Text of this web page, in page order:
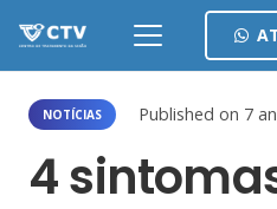
NOTÍCIAS Published on 7
4